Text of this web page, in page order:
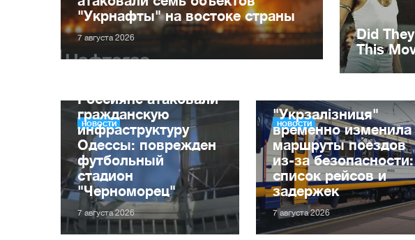
"Укрнафты" на востоке страны
7 августа 2026
НОВОСТИ
Россияне атаковали
гражданскую
инфраструктуру
Одессы: поврежден
футбольный
стадион
"Черноморец"
7 августа 2026
НОВОСТИ
"Укрзалізниця"
временно изменила
маршруты поездов
из-за безопасности:
список рейсов и
задержек
7 августа 2026